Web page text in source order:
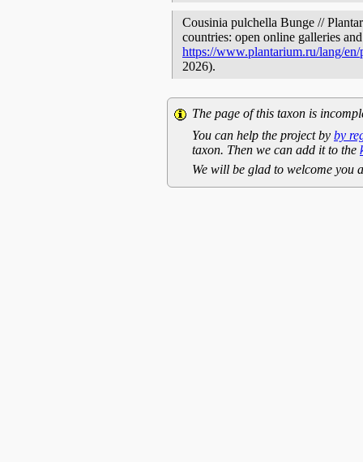
Cousinia pulchella Bunge //
countries: open online galleries
https://www.plantarium.ru/lang/
2026).
The page of this taxon is
You can help the project by by
taxon. Then we can add it to the
We will be glad to welcome